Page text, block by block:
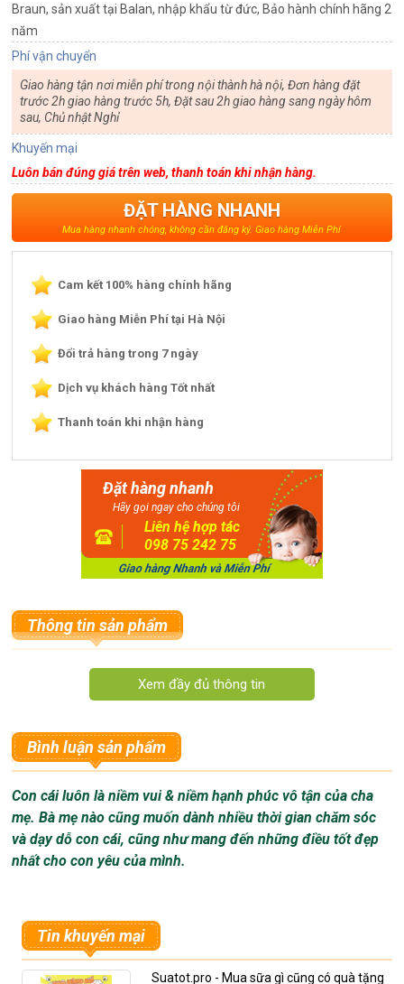
Braun, sản xuất tại Balan, nhập khẩu từ đức, Bảo hành chính hãng 2
năm
Phí vận chuyển
Giao hàng tận nơi miễn phí trong nội thành hà nội, Đơn hàng đặt
trước 2h giao hàng trước 5h, Đặt sau 2h giao hàng sang ngày hôm
sau, Chủ nhật Nghỉ
Khuyến mại
Luôn bán đúng giá trên web, thanh toán khi nhận hàng.
ĐẶT HÀNG NHANH
Mua hàng nhanh chóng, không cần đăng ký. Giao hàng Miễn Phí
Cam kết 100% hàng chính hãng
Giao hàng Miễn Phí tại Hà Nội
Đổi trả hàng trong 7 ngày
Dịch vụ khách hàng Tốt nhất
Thanh toán khi nhận hàng
Đặt hàng nhanh
Hãy gọi ngay cho chúng tôi
Liên hệ hợp tác
098 75 242 75
Thông tin sản phẩm
So Sánh Các loại Máy xay cầm tay đa năng Braun:
1. Bộ máy xay cầm tay Braun MQ500 bao gồm:
1 máy xay cầm tay giúp xay cháo hoặc đồ lỏng, 2 nút điều
chỉnh tốc độ.
1 ly đong 600ml dùng để làm soup hay nước sốt
Giá: 998k
2. Bộ máy xay cầm tay Braun MQ5000 bao gồm:
Bình luận sản phẩm
Con cái luôn là niềm vui & niềm hạnh phúc vô tận của cha
mẹ. Bà mẹ nào cũng muốn dành nhiều thời gian chăm sóc
và dạy dỗ con cái, cũng như mang đến những điều tốt đẹp
nhất cho con yêu của mình.
Tin khuyến mại
Suatot.pro - Mua sữa gì cũng có quà tặng